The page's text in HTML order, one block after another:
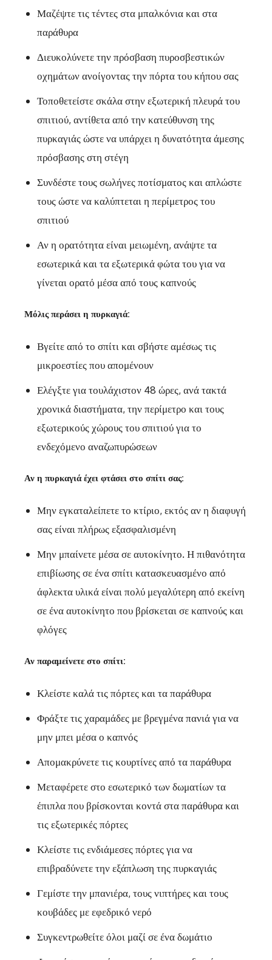
Μαζέψτε τις τέντες στα μπαλκόνια και στα
παράθυρα
Διευκολύνετε την πρόσβαση πυροσβεστικών
οχημάτων ανοίγοντας την πόρτα του κήπου σας
Τοποθετείστε σκάλα στην εξωτερική πλευρά του
σπιτιού, αντίθετα από την κατεύθυνση της
πυρκαγιάς ώστε να υπάρχει η δυνατότητα άμεσης
πρόσβασης στη στέγη
Συνδέστε τους σωλήνες ποτίσματος και απλώστε
τους ώστε να καλύπτεται η περίμετρος του
σπιτιού
Αν η ορατότητα είναι μειωμένη, ανάψτε τα
εσωτερικά και τα εξωτερικά φώτα του για να
γίνεται ορατό μέσα από τους καπνούς
Μόλις περάσει η πυρκαγιά:
Βγείτε από το σπίτι και σβήστε αμέσως τις
μικροεστίες που απομένουν
Ελέγξτε για τουλάχιστον 48 ώρες, ανά τακτά
χρονικά διαστήματα, την περίμετρο και τους
εξωτερικούς χώρους του σπιτιού για το
ενδεχόμενο αναζωπυρώσεων
Αν η πυρκαγιά έχει φτάσει στο σπίτι σας:
Μην εγκαταλείπετε το κτίριο, εκτός αν η διαφυγή
σας είναι πλήρως εξασφαλισμένη
Μην μπαίνετε μέσα σε αυτοκίνητο. Η πιθανότητα
επιβίωσης σε ένα σπίτι κατασκευασμένο από
άφλεκτα υλικά είναι πολύ μεγαλύτερη από εκείνη
σε ένα αυτοκίνητο που βρίσκεται σε καπνούς και
φλόγες
Αν παραμείνετε στο σπίτι:
Κλείστε καλά τις πόρτες και τα παράθυρα
Φράξτε τις χαραμάδες με βρεγμένα πανιά για να
μην μπει μέσα ο καπνός
Απομακρύνετε τις κουρτίνες από τα παράθυρα
Μεταφέρετε στο εσωτερικό των δωματίων τα
έπιπλα που βρίσκονται κοντά στα παράθυρα και
τις εξωτερικές πόρτες
Κλείστε τις ενδιάμεσες πόρτες για να
επιβραδύνετε την εξάπλωση της πυρκαγιάς
Γεμίστε την μπανιέρα, τους νιπτήρες και τους
κουβάδες με εφεδρικό νερό
Συγκεντρωθείτε όλοι μαζί σε ένα δωμάτιο